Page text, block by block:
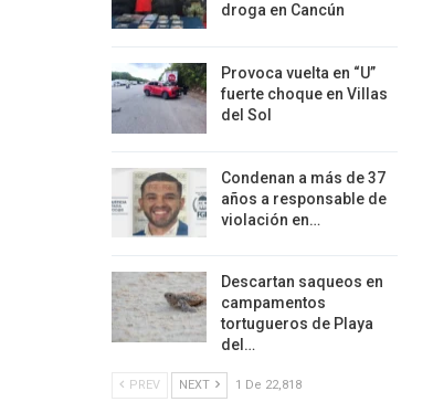
droga en Cancún
Provoca vuelta en “U”
fuerte choque en Villas
del Sol
Condenan a más de 37
años a responsable de
violación en…
Descartan saqueos en
campamentos
tortugueros de Playa
del…
PREV NEXT 1 De 22,818